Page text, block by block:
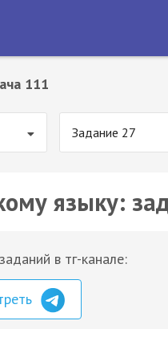
111
Задание 27
языку:
в тг-канале: